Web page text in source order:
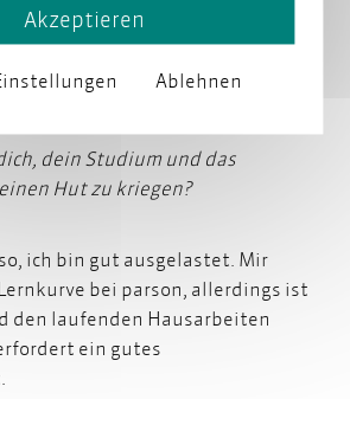
Informationsstrukturen und auch
bei der Arbeit bekannt.
dein Studium und das
Hut zu kriegen?
ich bin gut ausgelastet. Mir
bei parson, allerdings ist
den laufenden Hausarbeiten
ein gutes
Ablehnen
Akzeptieren